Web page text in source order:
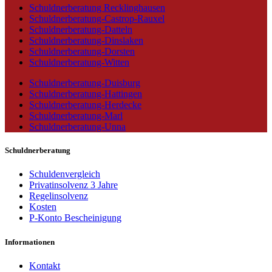
Schuldnerberatung Recklinghausen
Schuldnerberatung-Castrop-Rauxel
Schuldnerberatung-Datteln
Schuldnerberatung-Dinslaken
Schuldnerberatung-Dorsten
Schuldnerberatung-Witten
Schuldnerberatung-Duisburg
Schuldnerberatung-Hattingen
Schuldnerberatung-Herdecke
Schuldnerberatung-Marl
Schuldnerberatung-Unna
Schuldnerberatung
Schuldenvergleich
Privatinsolvenz 3 Jahre
Regelinsolvenz
Kosten
P-Konto Bescheinigung
Informationen
Kontakt